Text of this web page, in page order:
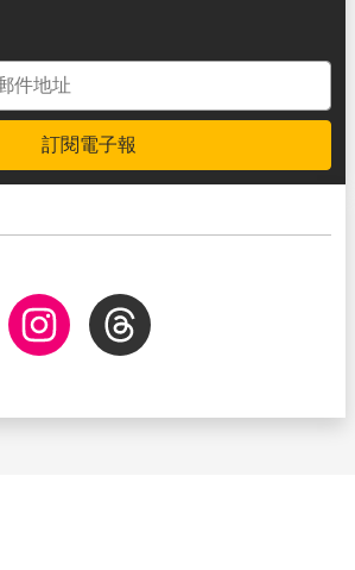
訂閱電子報
InstagramThreads